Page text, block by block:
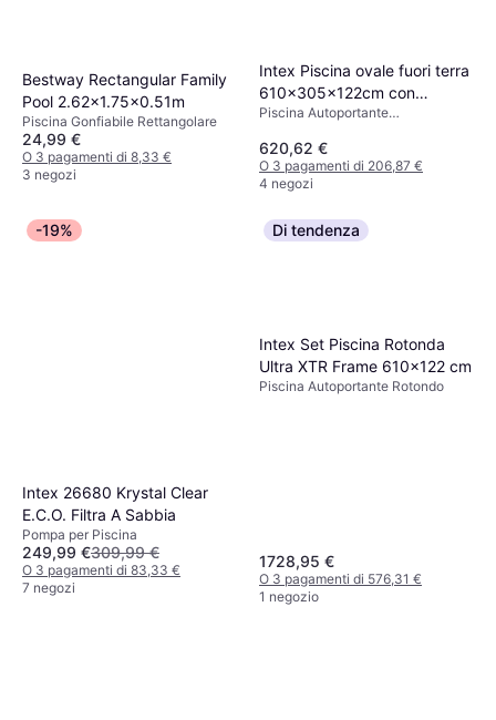
Bestway Rectangular Family
Pool 2.62x1.75x0.51m
Piscina Gonfiabile Rettangolare
24,99 €
O 3 pagamenti di 8,33 €
3 negozi
Intex Piscina ovale fuori terra
610x305x122cm con
scaletta e pompa 26798
Piscina Autoportante
620,62 €
O 3 pagamenti di 206,87 €
4 negozi
-19%
Intex 26680 Krystal Clear
E.C.O. Filtra A Sabbia
Pompa per Piscina
249,99 €309,99 €
O 3 pagamenti di 83,33 €
7 negozi
Di tendenza
Intex Set Piscina Rotonda
Ultra XTR Frame 610x122 cm
Piscina Autoportante Rotondo
1728,95 €
O 3 pagamenti di 576,31 €
1 negozio